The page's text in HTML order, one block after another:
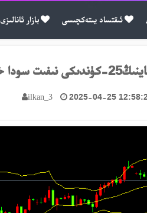
ئىقتساد يىتەكچىسى بازار ئانالىزى
ilkan_3 2025-04-25